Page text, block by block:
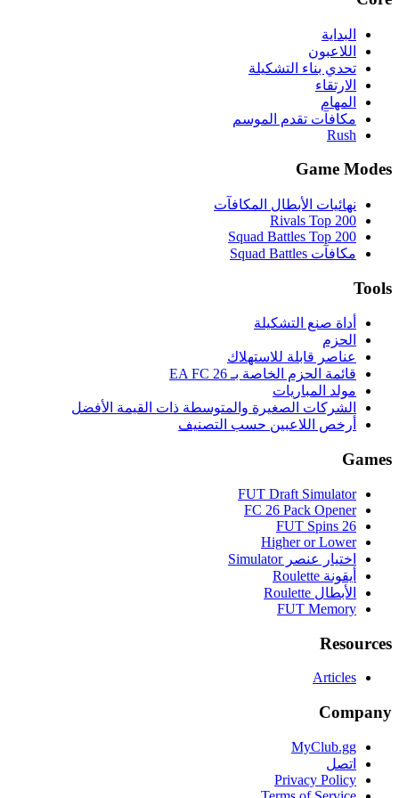
البداية
اللاعبون
تحدي بناء التشكيلة
الارتقاء
المهام
مكافآت تقدم الموسم
Rush
Game Modes
نهائيات الأبطال المكافآت
Rivals Top 200
Squad Battles Top 200
مكافآت Squad Battles
Tools
أداة صنع التشكيلة
الحزم
عناصر قابلة للاستهلاك
قائمة الحزم الخاصة بـ EA FC 26
مولد المباريات
الشركات الصغيرة والمتوسطة ذات القيمة الأفضل
أرخص اللاعبين حسب التصنيف
Games
FUT Draft Simulator
FC 26 Pack Opener
FUT Spins 26
Higher or Lower
اختيار عنصر Simulator
أيقونة Roulette
الأبطال Roulette
FUT Memory
Resources
Articles
Company
MyClub.gg
اتصل
Privacy Policy